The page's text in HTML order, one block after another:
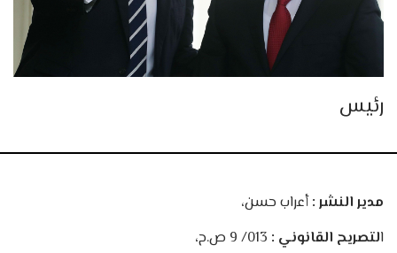
رئيس
مدير النشر :أعراب حسن،
التصريح القانوني :